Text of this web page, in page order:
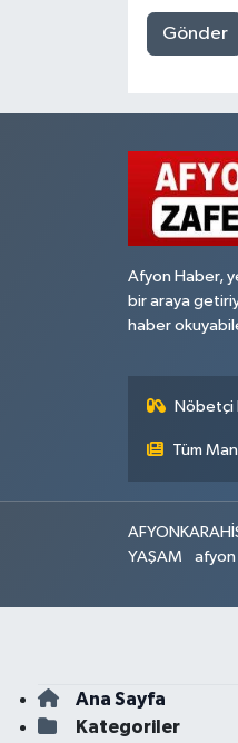
Gönder
Afyon Haber,
bir araya
haber
Nöbetçi
Tüm
YAŞAM
Ana Sayfa
Kategoriler